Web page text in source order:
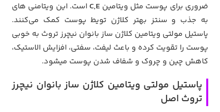
ضروری برای پوست مثل ویتامین C,Eاست. این ویتامنی های
به جذب و سنتز بهتر کلاژن تویط پوست کمک می‌کنند.
پاستیل مولتی ویتامین کلاژن ساز بانوان نیچرز تروث به خوبی
پوست را تقویت کرده و باعث لیفت، سفتی، افزایش الاستیک،
کاهش چین و چروک و شفاف شدن پوست می‎شود.
پاستیل مولتی ویتامین کلاژن ساز بانوان نیچرز
تروث اصل